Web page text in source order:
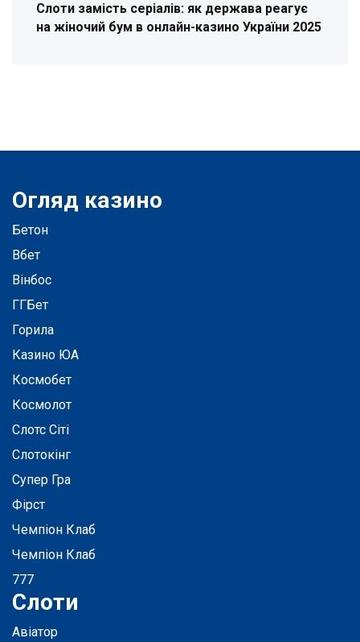
Слоти замість серіалів: як держава реагує
на жіночий бум в онлайн-казино України 2025
Огляд казино
Бетон
Вбет
Вінбос
ГГБет
Горила
Казино ЮА
Космобет
Космолот
Слотс Сіті
Слотокінг
Супер Гра
Фірст
Чемпіон Клаб
Чемпіон Клаб
777
Слоти
Авіатор